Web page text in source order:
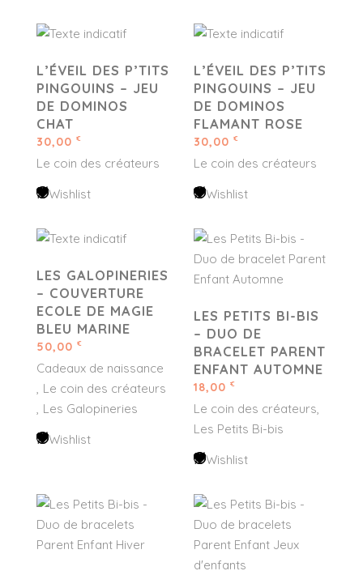
L’ÉVEIL DES P’TITS
PINGOUINS – JEU
DE DOMINOS
CHAT
30,00 €
Le coin des créateurs
Wishlist
L’ÉVEIL DES P’TITS
PINGOUINS – JEU
DE DOMINOS
FLAMANT ROSE
30,00 €
Le coin des créateurs
Wishlist
LES GALOPINERIES
– COUVERTURE
ECOLE DE MAGIE
BLEU MARINE
50,00 €
Cadeaux de naissance
Le coin des créateurs
Les Galopineries
Wishlist
LES PETITS BI-BIS
– DUO DE
BRACELET PARENT
ENFANT AUTOMNE
18,00 €
Le coin des créateurs
Les Petits Bi-bis
Wishlist